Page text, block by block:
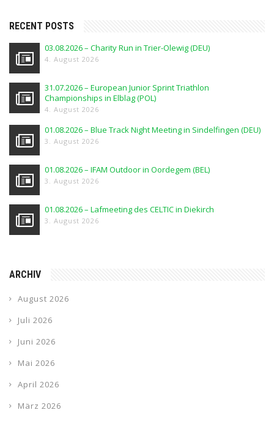
RECENT POSTS
03.08.2026 – Charity Run in Trier-Olewig (DEU)
4. August 2026
31.07.2026 – European Junior Sprint Triathlon
Championships in Elblag (POL)
4. August 2026
01.08.2026 – Blue Track Night Meeting in Sindelfingen (DEU)
3. August 2026
01.08.2026 – IFAM Outdoor in Oordegem (BEL)
3. August 2026
01.08.2026 – Lafmeeting des CELTIC in Diekirch
3. August 2026
ARCHIV
August 2026
Juli 2026
Juni 2026
Mai 2026
April 2026
März 2026